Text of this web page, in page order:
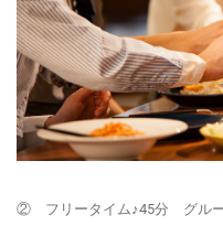
② フリータイム♪45分 グルー